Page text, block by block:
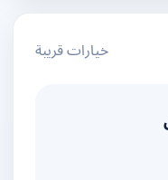
خيارات قريبة